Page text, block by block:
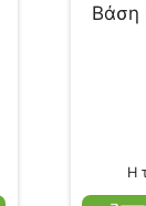
Βάση
Η